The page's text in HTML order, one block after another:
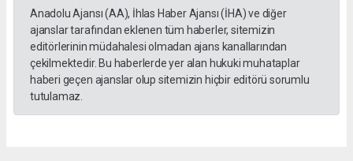
Anadolu Ajansı (AA), İhlas Haber Ajansı (İHA) ve diğer
ajanslar tarafından eklenen tüm haberler, sitemizin
editörlerinin müdahalesi olmadan ajans kanallarından
çekilmektedir. Bu haberlerde yer alan hukuki muhataplar
haberi geçen ajanslar olup sitemizin hiçbir editörü sorumlu
tutulamaz.